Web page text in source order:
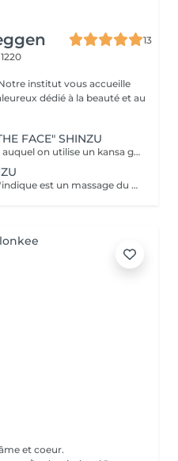
13
dédié à la beauté et au
FACE" SHINZU
Massage ayurvédique du visage auquel on utilise un kansa guérisseur de L'Inde. Celui-ci permet de rééquilibrer les énergies au corps, agit sur des points d'acupression pour améliorer la circulation, détendre les muscles, drainer, anti-stresse et raffermir l'ovale du visage. Résultats: *Détente *Peau lumineuse *Amélioration du tonus musculaire *Diminution des tensions faciales *Améliore les maux de tête *Anti-stress *Draine
"THE BODY" comme son nom l'indique est un massage du corps complet. (Cuir chevelu compris) Pratiqué à l'aide de KANSAS rugueux (métal guérisseur de l'inde) Voici ce que ce massage vous apportera: *Une meilleur oxygénation et circulation du sang *Il réactivera vos capacités, concentration et clarté mentale *Il améliorera vos défenses immunitaires *Il détoxifiera votre corps (drainage) *Il aidera à la régulation du sommeil *Il soulagera les tensions de la vie quotidienne *Il rééquilibrera vos énergies
et coeur.